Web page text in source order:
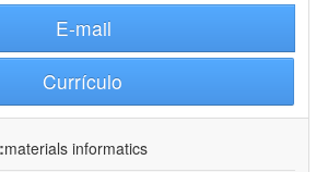
E-mail
Currículo
materials informatics